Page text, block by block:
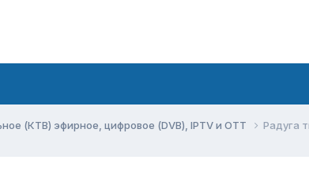
(КТВ) эфирное, цифровое (DVB), IPTV и OTT Радуга